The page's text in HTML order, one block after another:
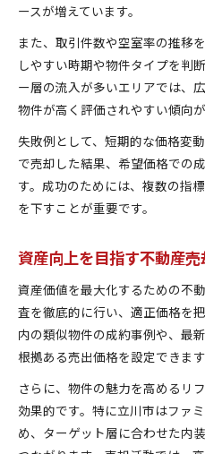
ースが増えています。
また、取引件数や空室率の推移
しやすい時期や物件タイプを判
ー層の流入が多いエリアでは、
物件が高く評価されやすい傾向が
失敗例として、短期的な価格変
で売却した結果、希望価格での
す。成功のためには、複数の指
を下すことが重要です。
資産向上を目指す不動産
資産価値を最大化するための不
査を徹底的に行い、適正価格を
内の類似物件の成約事例や、最
根拠ある売出価格を設定できます
さらに、物件の魅力を高めるリ
効果的です。特に立川市はファ
め、ターゲット層に合わせた内